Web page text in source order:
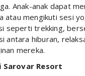
Anak-anak dapat
mengikuti sesi
seperti trekking,
antara hiburan,
mereka.
Sarovar Resort